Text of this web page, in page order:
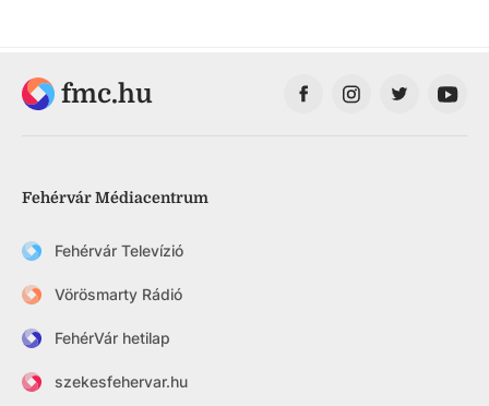
fmc.hu
Fehérvár Médiacentrum
Fehérvár Televízió
Vörösmarty Rádió
FehérVár hetilap
szekesfehervar.hu